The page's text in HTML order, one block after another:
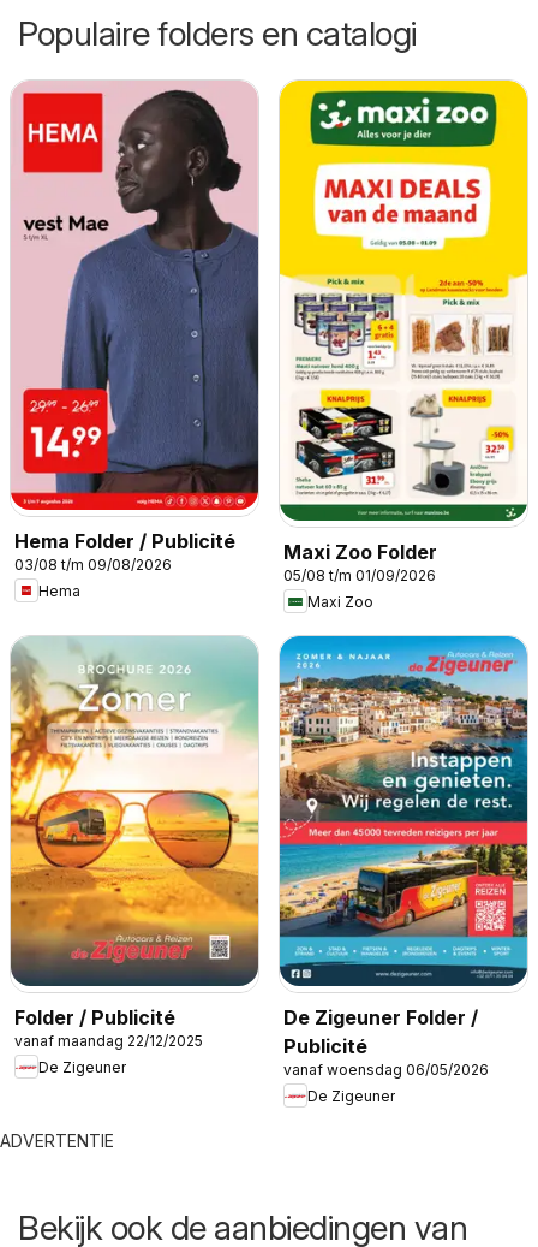
Populaire folders en catalogi
Hema Folder / Publicité
03/08 t/m 09/08/2026
Hema
Maxi Zoo Folder
05/08 t/m 01/09/2026
Maxi Zoo
Folder / Publicité
vanaf maandag 22/12/2025
De Zigeuner
De Zigeuner Folder /
Publicité
vanaf woensdag 06/05/2026
De Zigeuner
ADVERTENTIE
Bekijk ook de aanbiedingen van